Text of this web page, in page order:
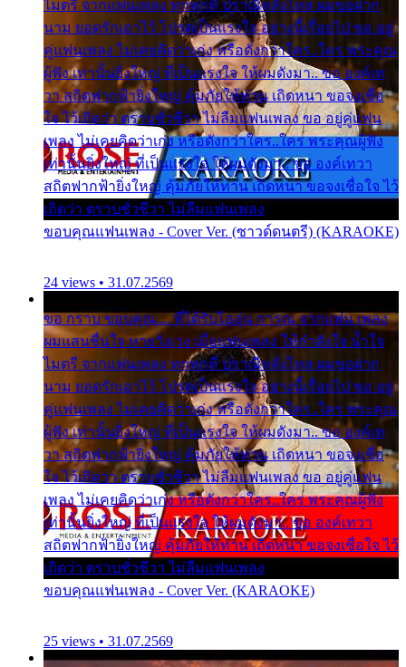
ไมตรี จากแฟนเพลง ทุกทุกที่ ปราณีหลั่งไหล ผมขอฝาก
นาม ยอดรักเอาไว้ โปรดเป็นแรงใจ อย่างนี้เรื่อยไป ขอ อยู่
คู่แฟนเพลง ไม่เคยคิดว่าเก่ง หรือดังกว่าใคร..ใคร พระคุณ
ผู้ฟัง เท่านั้นยิ่งใหญ่ ที่เป็นแรงใจ ให้ผมดังมา.. ขอ องค์เท
วา สถิตฟากฟ้ายิ่งใหญ่ คุ้มภัยให้ท่าน เถิดหนา ขอจงเชื่อ
ใจ ไว้เถิดว่า ตราบชั่วชีวา ไม่ลืมแฟนเพลง ขอ อยู่คู่แฟน
เพลง ไม่เคยคิดว่าเก่ง หรือดังกว่าใคร..ใคร พระคุณผู้ฟัง
เท่านั้นยิ่งใหญ่ ที่เป็นแรงใจ ให้ผมดังมา.. ขอ องค์เทวา
สถิตฟากฟ้ายิ่งใหญ่ คุ้มภัยให้ท่าน เถิดหนา ขอจงเชื่อใจ ไว้
เถิดว่า ตราบชั่วชีวา ไม่ลืมแฟนเพลง
ขอบคุณแฟนเพลง - Cover Ver. (ซาวด์ดนตรี) (KARAOKE)
24 views • 31.07.2569
ขอ กราบ ขอบคุณ.... ที่ได้รับไออุ่น การุณ จากแฟน เพลง
ผมแสนชื่นใจ หายวังเวง เมื่อแฟนเพลง ให้กำลังใจ น้ำใจ
ไมตรี จากแฟนเพลง ทุกทุกที่ ปราณีหลั่งไหล ผมขอฝาก
นาม ยอดรักเอาไว้ โปรดเป็นแรงใจ อย่างนี้เรื่อยไป ขอ อยู่
คู่แฟนเพลง ไม่เคยคิดว่าเก่ง หรือดังกว่าใคร..ใคร พระคุณ
ผู้ฟัง เท่านั้นยิ่งใหญ่ ที่เป็นแรงใจ ให้ผมดังมา.. ขอ องค์เท
วา สถิตฟากฟ้ายิ่งใหญ่ คุ้มภัยให้ท่าน เถิดหนา ขอจงเชื่อ
ใจ ไว้เถิดว่า ตราบชั่วชีวา ไม่ลืมแฟนเพลง ขอ อยู่คู่แฟน
เพลง ไม่เคยคิดว่าเก่ง หรือดังกว่าใคร..ใคร พระคุณผู้ฟัง
เท่านั้นยิ่งใหญ่ ที่เป็นแรงใจ ให้ผมดังมา.. ขอ องค์เทวา
สถิตฟากฟ้ายิ่งใหญ่ คุ้มภัยให้ท่าน เถิดหนา ขอจงเชื่อใจ ไว้
เถิดว่า ตราบชั่วชีวา ไม่ลืมแฟนเพลง
ขอบคุณแฟนเพลง - Cover Ver. (KARAOKE)
25 views • 31.07.2569